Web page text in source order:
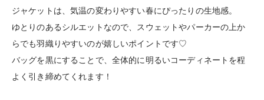
ジャケットは、気温の変わりやすい春にぴったりの生地感。
ゆとりのあるシルエットなので、スウェットやパーカーの上か
らでも羽織りやすいのが嬉しいポイントです♡
バッグを黒にすることで、全体的に明るいコーディネートを程
よく引き締めてくれます！